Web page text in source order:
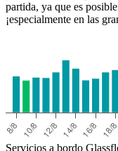
partida, ya que es
¡especialmente en las
Servicios a bordo